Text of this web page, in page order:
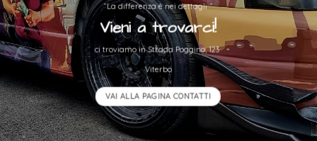
“La differenza è nei dettagli “
Vieni a trovarci!
ci troviamo in Strada Poggino, 123
Viterbo
VAI ALLA PAGINA CONTATTI